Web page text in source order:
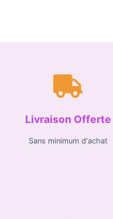
Livraison Offerte
Sans minimum d'achat